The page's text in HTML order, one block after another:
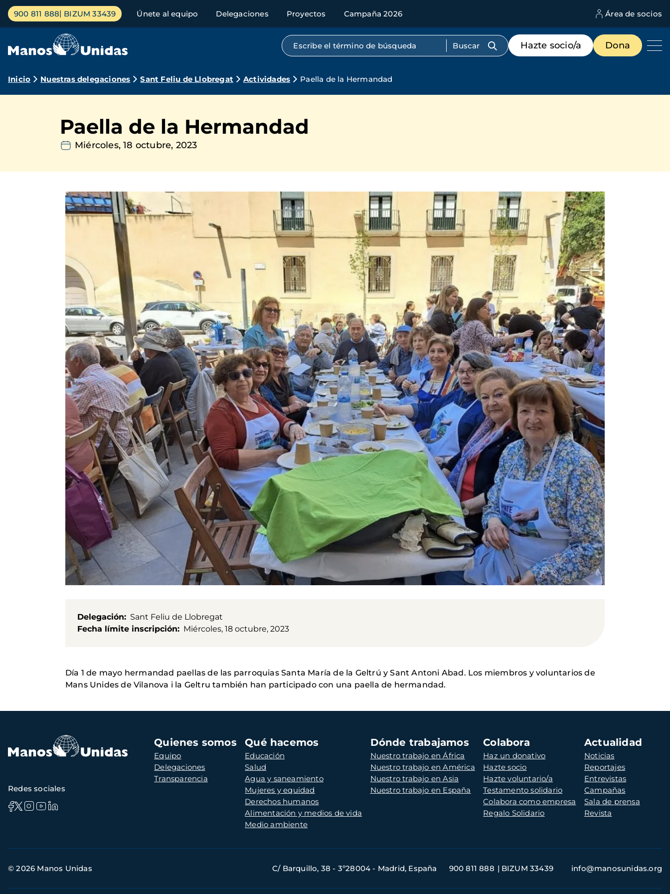
Pasar
contenido
Menú
principal
900 811 888 BIZUM 33439 Únete al equipo Delegaciones Proyectos Campaña 2026 Área de socios
Búsqueda por texto completo
Menú
de
destacados
Hazte socio/a Dona
Ruta
navegación
Inicio Nuestras delegaciones Sant Feliu de Llobregat Actividades Paella de la Hermandad
Paella de la Hermandad
Miércoles, 18 octubre, 2023
Delegación
Sant Feliu de Llobregat
Fecha límite inscripción
Miércoles, 18 octubre, 2023
Día 1 de mayo hermandad paellas de las parroquias Santa María de la Geltrú y Sant Antoni Abad. Los miembros y voluntarios de
Mans Unides de Vilanova i la Geltru también han participado con una paella de hermandad.
Navegación
principal
Quienes somos
Equipo
Delegaciones
Transparencia
Qué hacemos
Educación
Salud
Agua y saneamiento
Mujeres y equidad
Derechos humanos
Alimentación y medios de vida
Medio ambiente
Dónde trabajamos
Nuestro trabajo en África
Nuestro trabajo en América
Nuestro trabajo en Asia
Nuestro trabajo en España
Colabora
Haz un donativo
Hazte socio
Hazte voluntario/a
Testamento solidario
Colabora como empresa
Regalo Solidario
Actualidad
Noticias
Reportajes
Entrevistas
Campañas
Sala de prensa
Revista
Redes sociales
de
© 2026 Manos Unidas C/ Barquillo, 38 - 3º28004 - Madrid, España 900 811 888 BIZUM 33439 info@manosunidas.org